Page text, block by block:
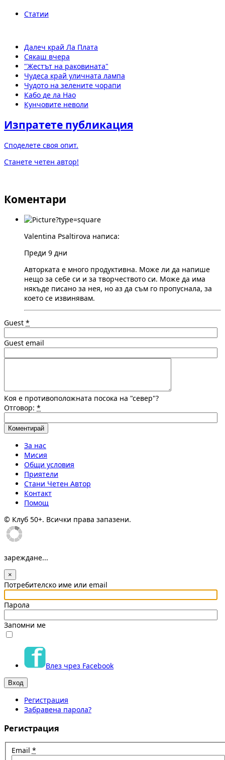
Статии
Далеч край Ла Плата
Сякаш вчера
"Жестът на раковината"
Чудеса край уличната лампа
Чудото на зелените чорапи
Кабо де ла Нао
Кунчовите неволи
Изпратете публикация
Споделете своя опит.
Станете четен автор!
Коментари
Valentina Psaltirova написа:
Преди 9 дни
Авторката е много продуктивна. Може ли да напише
нещо за себе си и за творчеството си. Може да има
някъде писано за нея, но аз да съм го пропуснала, за
което се извинявам.
Guest *
Guest email
Коя е противоположната посока на "север"?
Отговор: *
За нас
Мисия
Общи условия
Приятели
Стани Четен Автор
Контакт
Помощ
© Клуб 50+. Всички права запазени.
зареждане...
×
Потребителско име или email
Парола
Запомни ме
Влез чрез Facebook
Регистрация
Забравена парола?
Регистрация
Email *